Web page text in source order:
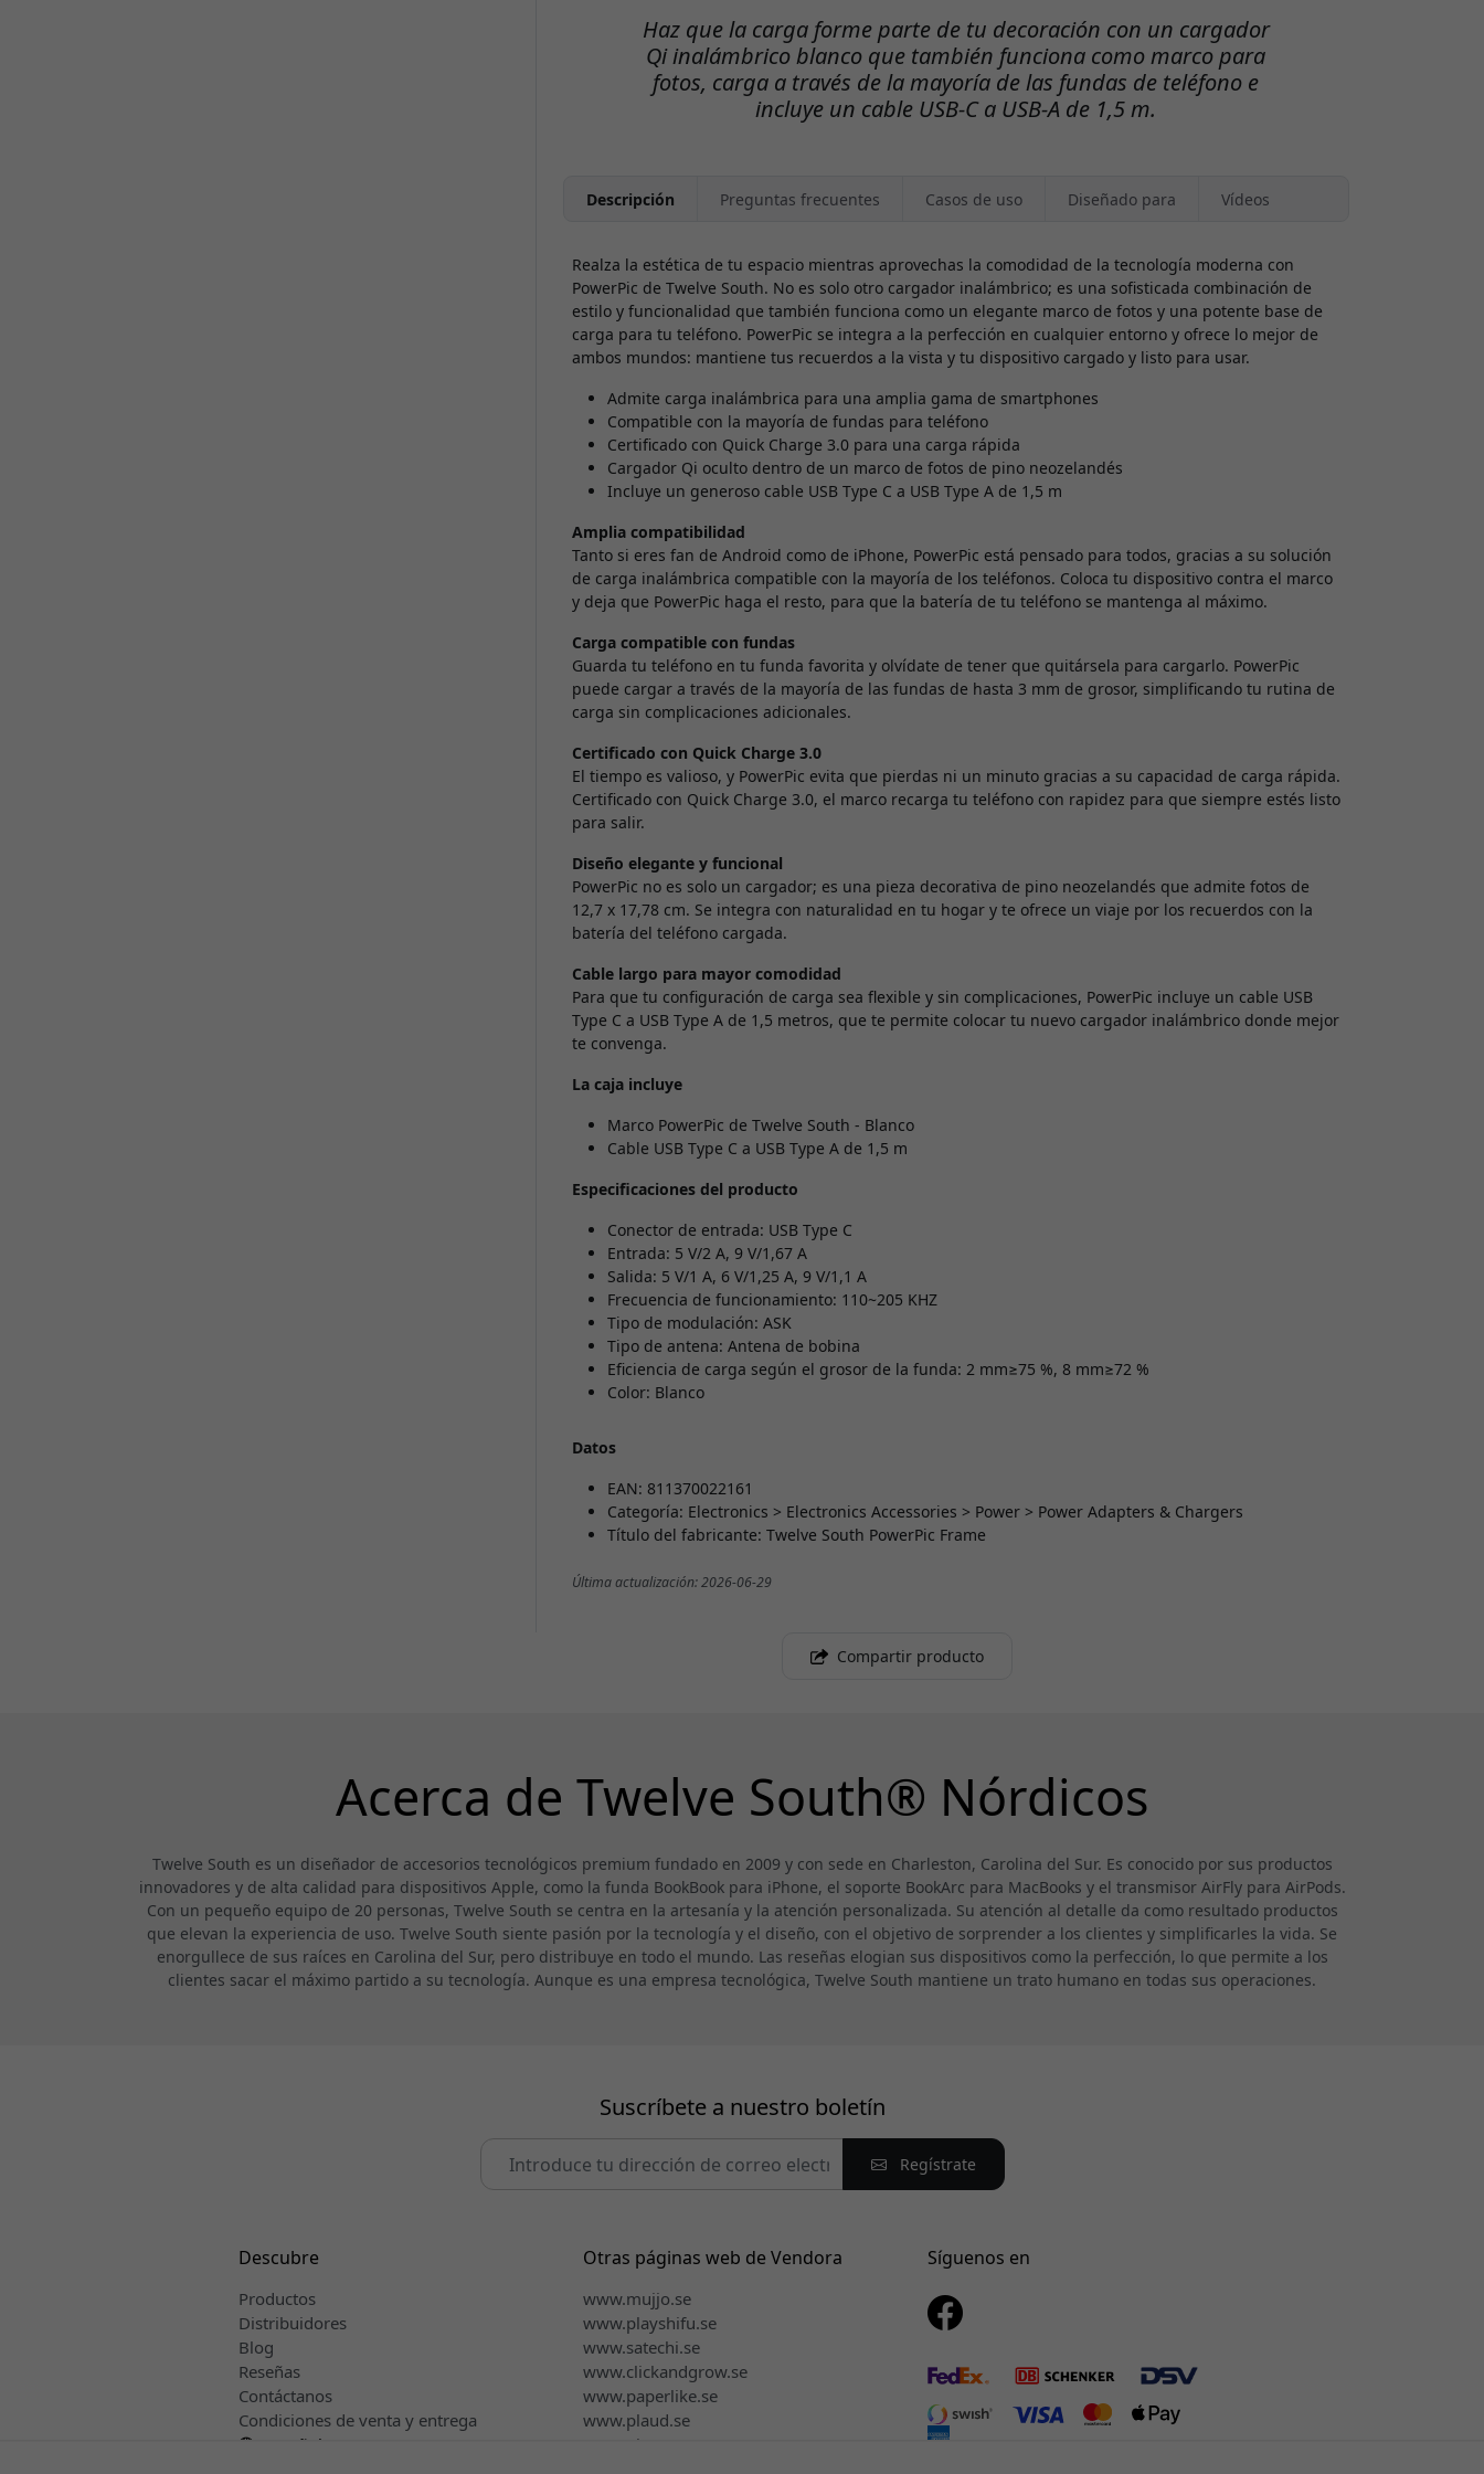
Haz que la carga forme parte de tu decoración con un cargador
Qi inalámbrico blanco que también funciona como marco para
fotos, carga a través de la mayoría de las fundas de teléfono e
incluye un cable USB-C a USB-A de 1,5 m.
Descripción Preguntas frecuentes Casos de uso Diseñado para Vídeos
Realza la estética de tu espacio mientras aprovechas la comodidad de la tecnología moderna con
PowerPic de Twelve South. No es solo otro cargador inalámbrico; es una sofisticada combinación de
estilo y funcionalidad que también funciona como un elegante marco de fotos y una potente base de
carga para tu teléfono. PowerPic se integra a la perfección en cualquier entorno y ofrece lo mejor de
ambos mundos: mantiene tus recuerdos a la vista y tu dispositivo cargado y listo para usar.
Admite carga inalámbrica para una amplia gama de smartphones
Compatible con la mayoría de fundas para teléfono
Certificado con Quick Charge 3.0 para una carga rápida
Cargador Qi oculto dentro de un marco de fotos de pino neozelandés
Incluye un generoso cable USB Type C a USB Type A de 1,5 m
Amplia compatibilidad
Tanto si eres fan de Android como de iPhone, PowerPic está pensado para todos, gracias a su solución
de carga inalámbrica compatible con la mayoría de los teléfonos. Coloca tu dispositivo contra el marco
y deja que PowerPic haga el resto, para que la batería de tu teléfono se mantenga al máximo.
Carga compatible con fundas
Guarda tu teléfono en tu funda favorita y olvídate de tener que quitársela para cargarlo. PowerPic
puede cargar a través de la mayoría de las fundas de hasta 3 mm de grosor, simplificando tu rutina de
carga sin complicaciones adicionales.
Certificado con Quick Charge 3.0
El tiempo es valioso, y PowerPic evita que pierdas ni un minuto gracias a su capacidad de carga rápida.
Certificado con Quick Charge 3.0, el marco recarga tu teléfono con rapidez para que siempre estés listo
para salir.
Diseño elegante y funcional
PowerPic no es solo un cargador; es una pieza decorativa de pino neozelandés que admite fotos de
12,7 x 17,78 cm. Se integra con naturalidad en tu hogar y te ofrece un viaje por los recuerdos con la
batería del teléfono cargada.
Cable largo para mayor comodidad
Para que tu configuración de carga sea flexible y sin complicaciones, PowerPic incluye un cable USB
Type C a USB Type A de 1,5 metros, que te permite colocar tu nuevo cargador inalámbrico donde mejor
te convenga.
La caja incluye
Marco PowerPic de Twelve South - Blanco
Cable USB Type C a USB Type A de 1,5 m
Especificaciones del producto
Conector de entrada: USB Type C
Entrada: 5 V/2 A, 9 V/1,67 A
Salida: 5 V/1 A, 6 V/1,25 A, 9 V/1,1 A
Frecuencia de funcionamiento: 110~205 KHZ
Tipo de modulación: ASK
Tipo de antena: Antena de bobina
Eficiencia de carga según el grosor de la funda: 2 mm≥75 %, 8 mm≥72 %
Color: Blanco
Datos
EAN: 811370022161
Categoría: Electronics > Electronics Accessories > Power > Power Adapters & Chargers
Título del fabricante: Twelve South PowerPic Frame
Última actualización: 2026-06-29
Compartir producto
Acerca de Twelve South® Nórdicos
Twelve South es un diseñador de accesorios tecnológicos premium fundado en 2009 y con sede en Charleston, Carolina del Sur. Es conocido por sus productos
innovadores y de alta calidad para dispositivos Apple, como la funda BookBook para iPhone, el soporte BookArc para MacBooks y el transmisor AirFly para AirPods.
Con un pequeño equipo de 20 personas, Twelve South se centra en la artesanía y la atención personalizada. Su atención al detalle da como resultado productos
que elevan la experiencia de uso. Twelve South siente pasión por la tecnología y el diseño, con el objetivo de sorprender a los clientes y simplificarles la vida. Se
enorgullece de sus raíces en Carolina del Sur, pero distribuye en todo el mundo. Las reseñas elogian sus dispositivos como la perfección, lo que permite a los
clientes sacar el máximo partido a su tecnología. Aunque es una empresa tecnológica, Twelve South mantiene un trato humano en todas sus operaciones.
Suscríbete a nuestro boletín
Regístrate
Descubre
Productos
Distribuidores
Blog
Reseñas
Contáctanos
Condiciones de venta y entrega
Español
Otras páginas web de Vendora
www.mujjo.se
www.playshifu.se
www.satechi.se
www.clickandgrow.se
www.paperlike.se
www.plaud.se
www.pipetto.se
Síguenos en